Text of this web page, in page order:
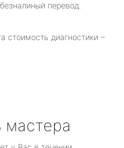
перевод.
стоимость диагностики –
мастера